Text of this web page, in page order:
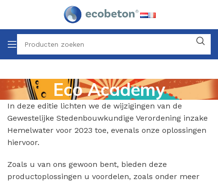
Eco Academy
In deze editie lichten we de wijzigingen van de
Gewestelijke Stedenbouwkundige Verordening inzake
Hemelwater voor 2023 toe, evenals onze oplossingen
hiervoor.
Zoals u van ons gewoon bent, bieden deze
productoplossingen u voordelen, zoals onder meer